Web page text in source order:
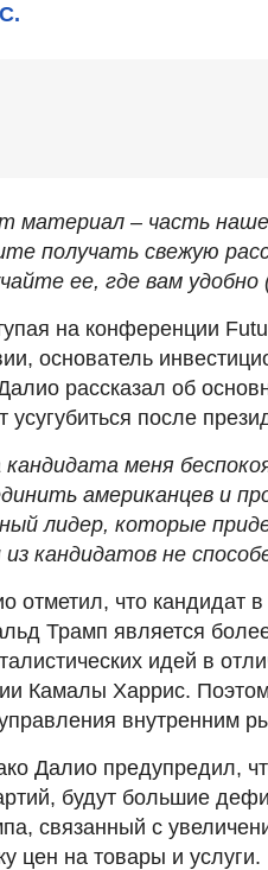
материал – часть
получать свежую
ее, где вам удобно
на конференции
основатель
рассказал об
усугубиться после
кандидата меня
американцев и
лидер, которые
из кандидатов не
отметил, что кандидат
Трамп является
идей в
Камалы Харрис.
внутренним
Далио предупредил,
будут большие
связанный с
цен на товары и услуги.